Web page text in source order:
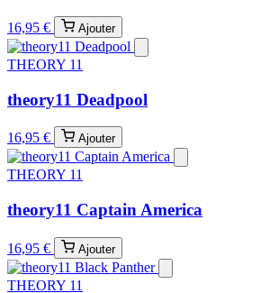
16,95 € Ajouter
THEORY 11
theory11 Deadpool
16,95 € Ajouter
THEORY 11
theory11 Captain America
16,95 € Ajouter
THEORY 11